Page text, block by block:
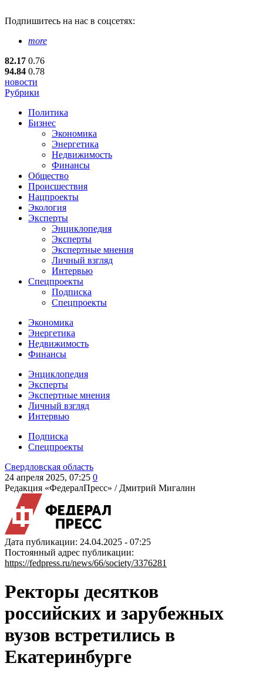
Подпишитесь на нас в соцсетях:
more
82.17 0.76
94.84 0.78
новости
Рубрики
Политика
Бизнес
Экономика
Энергетика
Недвижимость
Финансы
Общество
Происшествия
Нацпроекты
Экология
Эксперты
Энциклопедия
Эксперты
Экспертные мнения
Личный взгляд
Интервью
Спецпроекты
Подписка
Спецпроекты
Экономика
Энергетика
Недвижимость
Финансы
Энциклопедия
Эксперты
Экспертные мнения
Личный взгляд
Интервью
Подписка
Спецпроекты
Свердловская область
24 апреля 2025, 07:25 0
Редакция «ФедералПресс» / Дмитрий Мигалин
Дата публикации: 24.04.2025 - 07:25
Постоянный адрес публикации:
https://fedpress.ru/news/66/society/3376281
Ректоры десятков
российских и зарубежных
вузов встретились в
Екатеринбурге